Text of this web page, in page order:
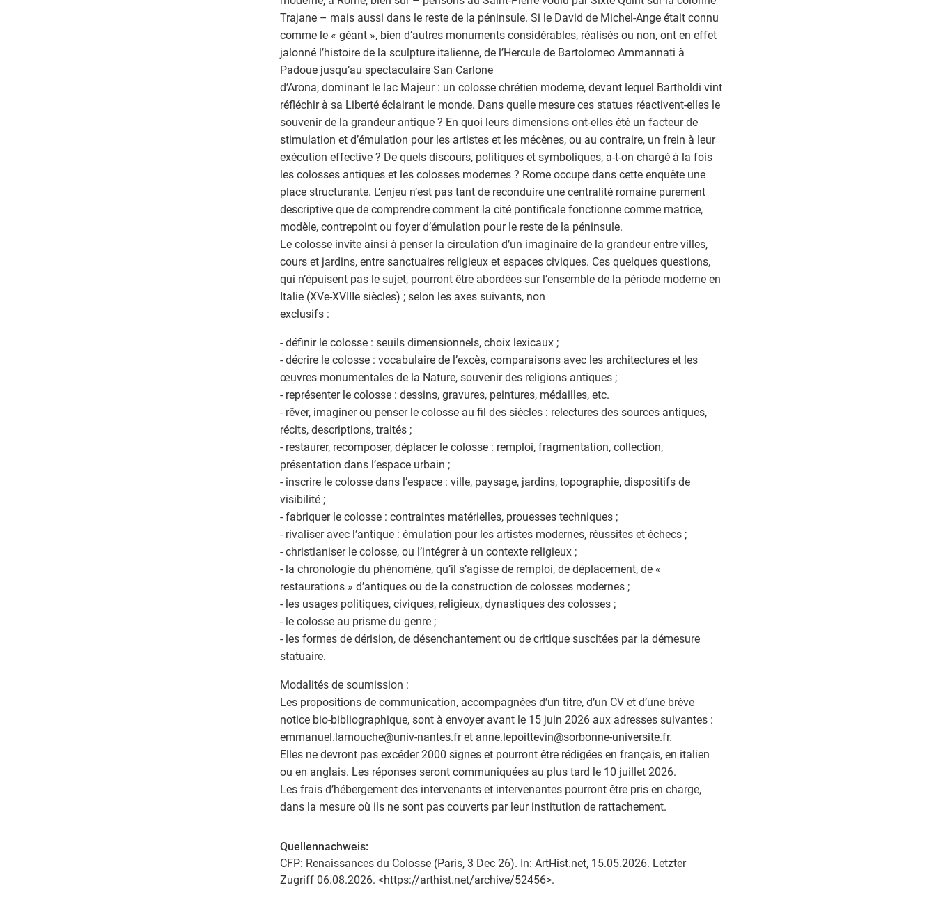
Trajane – mais aussi dans le reste de la péninsule. Si le David de Michel-Ange était connu
comme le « géant », bien d’autres monuments considérables, réalisés ou non, ont en effet
jalonné l’histoire de la sculpture italienne, de l’Hercule de Bartolomeo Ammannati à
Padoue jusqu’au spectaculaire San Carlone
d’Arona, dominant le lac Majeur : un colosse chrétien moderne, devant lequel Bartholdi vint
réfléchir à sa Liberté éclairant le monde. Dans quelle mesure ces statues réactivent-elles le
souvenir de la grandeur antique ? En quoi leurs dimensions ont-elles été un facteur de
stimulation et d’émulation pour les artistes et les mécènes, ou au contraire, un frein à leur
exécution effective ? De quels discours, politiques et symboliques, a-t-on chargé à la fois
les colosses antiques et les colosses modernes ? Rome occupe dans cette enquête une
place structurante. L’enjeu n’est pas tant de reconduire une centralité romaine purement
descriptive que de comprendre comment la cité pontificale fonctionne comme matrice,
modèle, contrepoint ou foyer d’émulation pour le reste de la péninsule.
Le colosse invite ainsi à penser la circulation d’un imaginaire de la grandeur entre villes,
cours et jardins, entre sanctuaires religieux et espaces civiques. Ces quelques questions,
qui n’épuisent pas le sujet, pourront être abordées sur l’ensemble de la période moderne en
Italie (XVe-XVIIIe siècles) ; selon les axes suivants, non
exclusifs :
- définir le colosse : seuils dimensionnels, choix lexicaux ;
- décrire le colosse : vocabulaire de l’excès, comparaisons avec les architectures et les
œuvres monumentales de la Nature, souvenir des religions antiques ;
- représenter le colosse : dessins, gravures, peintures, médailles, etc.
- rêver, imaginer ou penser le colosse au fil des siècles : relectures des sources antiques,
récits, descriptions, traités ;
- restaurer, recomposer, déplacer le colosse : remploi, fragmentation, collection,
présentation dans l’espace urbain ;
- inscrire le colosse dans l’espace : ville, paysage, jardins, topographie, dispositifs de
visibilité ;
- fabriquer le colosse : contraintes matérielles, prouesses techniques ;
- rivaliser avec l’antique : émulation pour les artistes modernes, réussites et échecs ;
- christianiser le colosse, ou l’intégrer à un contexte religieux ;
- la chronologie du phénomène, qu’il s’agisse de remploi, de déplacement, de «
restaurations » d’antiques ou de la construction de colosses modernes ;
- les usages politiques, civiques, religieux, dynastiques des colosses ;
- le colosse au prisme du genre ;
- les formes de dérision, de désenchantement ou de critique suscitées par la démesure
statuaire.
Modalités de soumission :
Les propositions de communication, accompagnées d’un titre, d’un CV et d’une brève
notice bio-bibliographique, sont à envoyer avant le 15 juin 2026 aux adresses suivantes :
emmanuel.lamouche@univ-nantes.fr et anne.lepoittevin@sorbonne-universite.fr.
Elles ne devront pas excéder 2000 signes et pourront être rédigées en français, en italien
ou en anglais. Les réponses seront communiquées au plus tard le 10 juillet 2026.
Les frais d’hébergement des intervenants et intervenantes pourront être pris en charge,
dans la mesure où ils ne sont pas couverts par leur institution de rattachement.
Quellennachweis:
CFP: Renaissances du Colosse (Paris, 3 Dec 26). In: ArtHist.net, 15.05.2026. Letzter
Zugriff 06.08.2026. <https://arthist.net/archive/52456>.